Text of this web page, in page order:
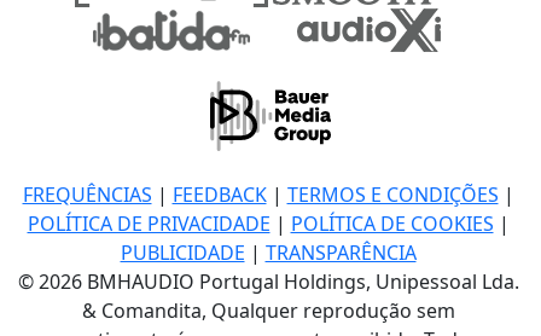
FREQUÊNCIAS | FEEDBACK| TERMOS E CONDIÇÕES |
POLÍTICA DE PRIVACIDADE | POLÍTICA DE COOKIES |
PUBLICIDADE | TRANSPARÊNCIA
© 2026 BMHAUDIO Portugal Holdings, Unipessoal Lda.
& Comandita, Qualquer reprodução sem